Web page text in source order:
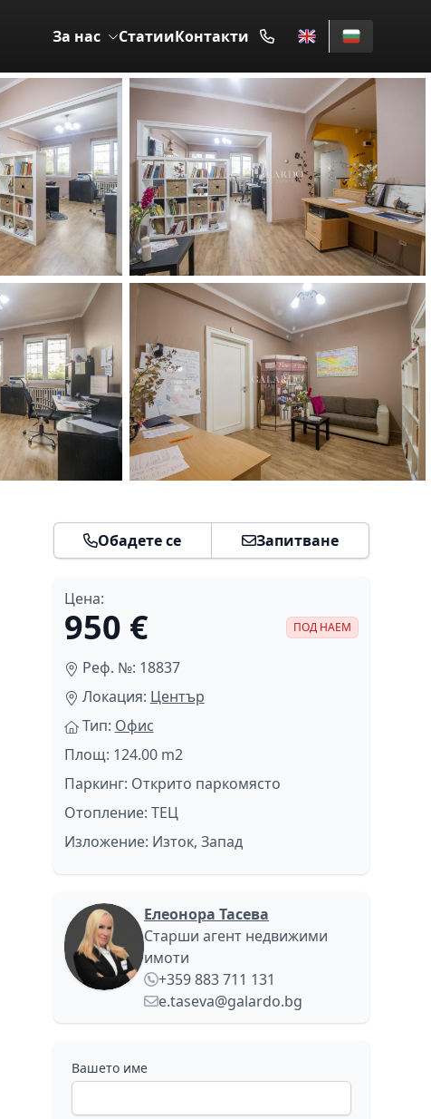
За нас СтатииКонтакти
ПОД НАЕМ
Обадете се Запитване
Цена:
950 € ПОД НАЕМ
Реф. №: 18837
Локация: Център
Тип: Офис
Площ: 124.00 m2
Паркинг: Открито паркомясто
Отопление: ТЕЦ
Изложение: Изток, Запад
Елеонора Тасева
Старши агент недвижими
имоти
+359 883 711 131
e.taseva@galardo.bg
Вашето име